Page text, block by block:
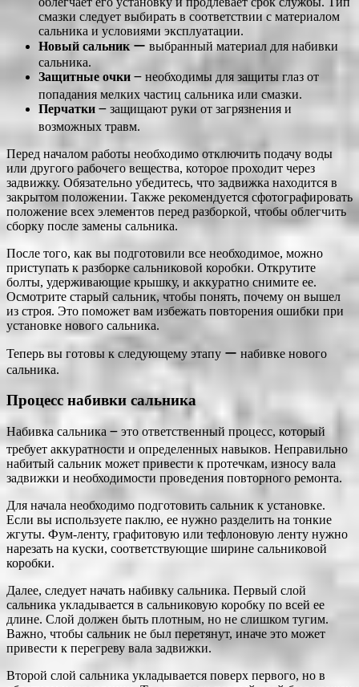
смазки следует выбирать в соответствии с материалом
сальника и условиями эксплуатации.
Новый сальник ー выбранный материал для набивки
сальника.
Защитные очки ౼ необходимы для защиты глаз от
попадания мелких частиц сальника или смазки.
Перчатки ౼ защищают руки от загрязнения и
возможных травм.
Перед началом работы необходимо отключить подачу воды
или другого рабочего вещества, которое проходит через
задвижку. Обязательно убедитесь, что задвижка находится в
закрытом положении. Также рекомендуется сфотографировать
положение всех элементов перед разборкой, чтобы облегчить
сборку после замены сальника.
После того, как вы подготовили все необходимое, можно
приступать к разборке сальниковой коробки. Открутите
болты, удерживающие крышку, и аккуратно снимите ее.
Осмотрите старый сальник, чтобы понять, почему он вышел
из строя. Это поможет вам избежать повторения ошибки при
установке нового сальника.
Теперь вы готовы к следующему этапу ー набивке нового
сальника.
Процесс набивки сальника
Набивка сальника ౼ это ответственный процесс, который
требует аккуратности и определенных навыков. Неправильно
набитый сальник может привести к протечкам, износу вала
задвижки и необходимости проведения повторного ремонта.
Для начала необходимо подготовить сальник к установке.
Если вы используете паклю, ее нужно разделить на тонкие
жгуты. Фум-ленту, графитовую или тефлоновую ленту нужно
нарезать на куски, соответствующие ширине сальниковой
коробки.
Далее, следует начать набивку сальника. Первый слой
сальника укладывается в сальниковую коробку по всей ее
длине. Слой должен быть плотным, но не слишком тугим.
Важно, чтобы сальник не был перетянут, иначе это может
привести к перегреву вала задвижки.
Второй слой сальника укладывается поверх первого, но в